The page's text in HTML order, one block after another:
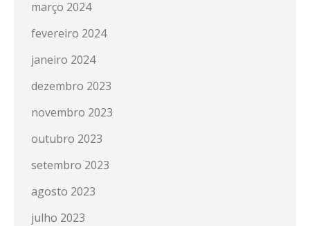
março 2024
fevereiro 2024
janeiro 2024
dezembro 2023
novembro 2023
outubro 2023
setembro 2023
agosto 2023
julho 2023